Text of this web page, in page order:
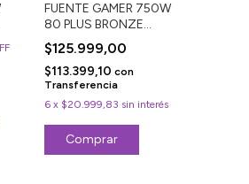
FUENTE GAMER 750W
80 PLUS BRONZE
KCCFA750-80PBB
$125.999,00
$113.399,10con
Transferencia
6 x $20.999,83 sin interés